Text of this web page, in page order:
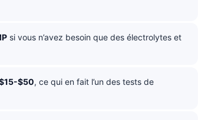
si vous n’avez besoin que des électrolytes et
$50, ce qui en fait l’un des tests de